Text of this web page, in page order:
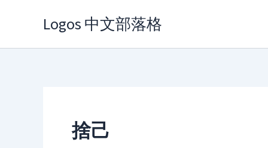
Logos 中文部落格
捨己